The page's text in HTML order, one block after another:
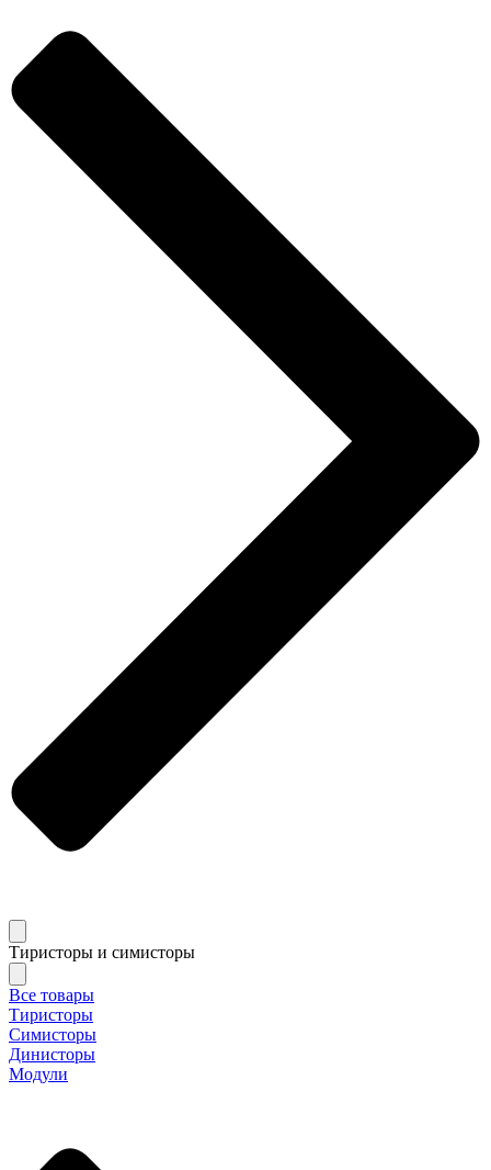
Тиристоры и симисторы
Все товары
Тиристоры
Симисторы
Динисторы
Модули